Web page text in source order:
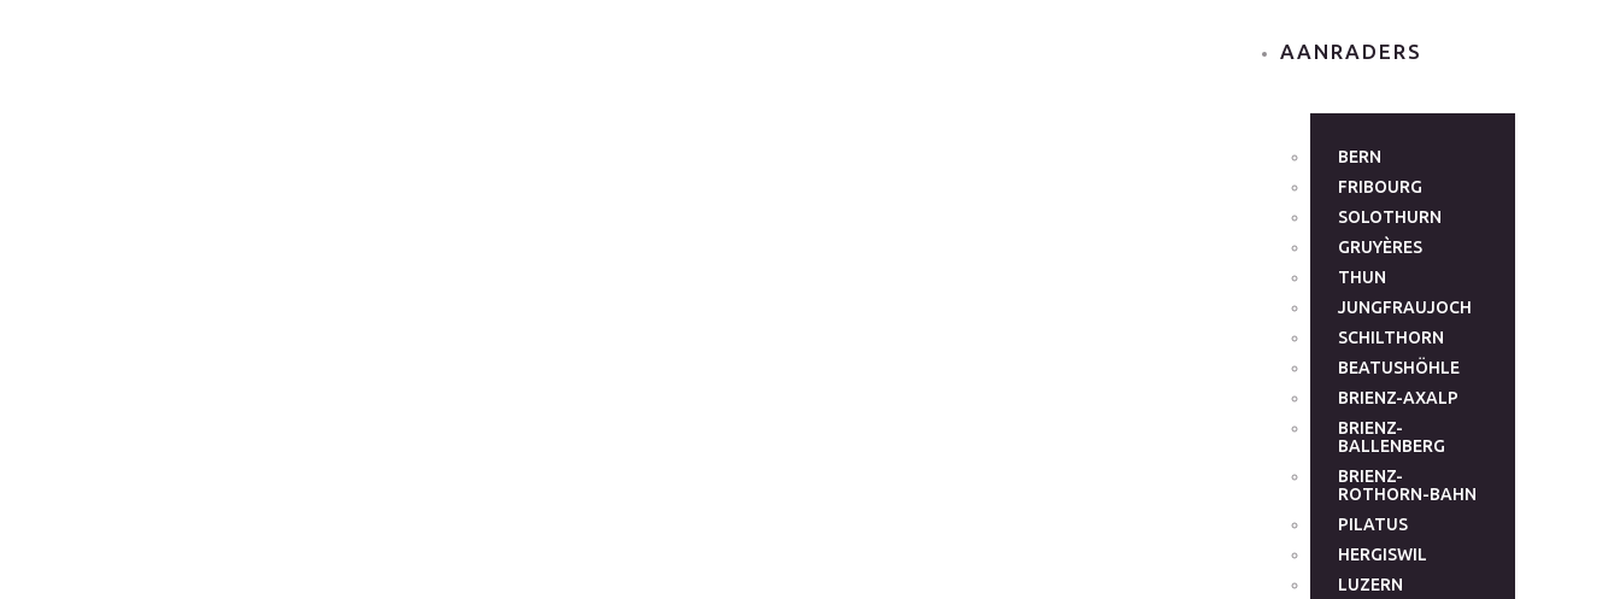
AANRADERS
BERN
FRIBOURG
SOLOTHURN
GRUYÈRES
THUN
JUNGFRAUJOCH
SCHILTHORN
BEATUSHÖHLE
BRIENZ-AXALP
BRIENZ-
BALLENBERG
BRIENZ-
ROTHORN-BAHN
PILATUS
HERGISWIL
LUZERN